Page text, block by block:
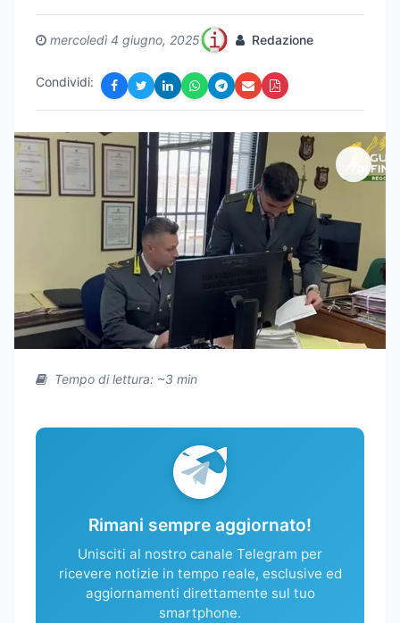
mercoledì 4 giugno, 2025 Redazione
Condividi:
Tempo di lettura: ~3 min
Rimani sempre aggiornato!
Unisciti al nostro canale Telegram per
ricevere notizie in tempo reale, esclusive ed
aggiornamenti direttamente sul tuo
smartphone.